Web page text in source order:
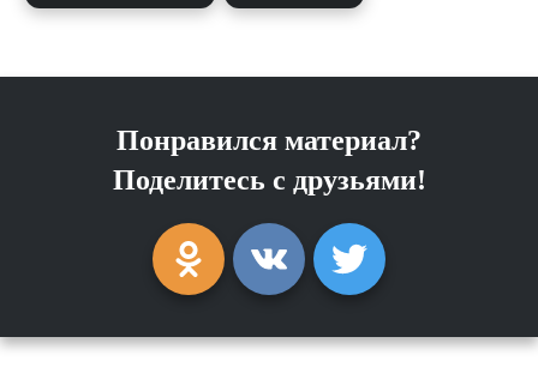
Понравился материал?
Поделитесь с друзьями!